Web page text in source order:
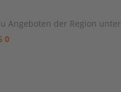
Angeboten der Region unter
0